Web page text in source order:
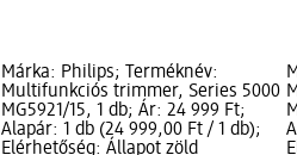
Márka: Philips; Terméknév:
Multifunkciós trimmer, Series 5000
MG5921/15, 1 db; Ár: 24 999 Ft;
Alapár: 1 db (24 999,00 Ft / 1 db);
Elérhetőség: Állapot zöld